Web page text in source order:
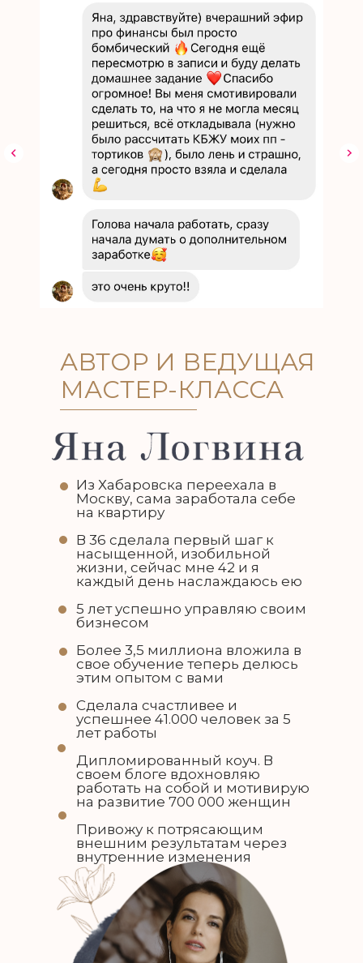
ТЫ ПОЙМЕШЬ, ЧТО В ЭТОЙ
ВСЁ, ЕСЛИ ПОНИМАТЬ ЗАЧЕМ И
СДЕЛАТЬ
И НАЙДЕШЬ В СЕБЕ ЭНЕРГИЮ
ИСПОЛНЕНИЯ СВОИХ ЖЕЛАНИЙ
УЧАСТВОВАТЬ БЕСПЛАТНО
АВТОР И ВЕДУЩАЯ
МАСТЕР-КЛАССА
Из Хабаровска переехала в
Москву, сама заработала себе
на квартиру
В 36 сделала первый шаг к
насыщенной, изобильной
жизни, сейчас мне 42 и я
каждый день наслаждаюсь ею
5 лет успешно управляю своим
бизнесом
Более 3,5 миллиона вложила в
свое обучение теперь делюсь
этим опытом с вами
Сделала счастливее и
успешнее 41.000 человек за 5
лет работы
Дипломированный коуч. В
своем блоге вдохновляю
работать на собой и мотивирую
на развитие 700 000 женщин
Привожу к потрясающим
внешним результатам через
внутренние изменения